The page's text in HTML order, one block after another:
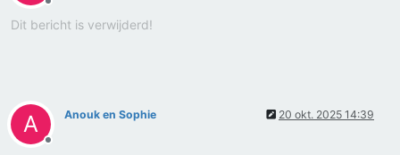
Offline
Dit bericht is verwijderd!
A
Offline
Anouk en Sophie 20 okt. 2025 14:39